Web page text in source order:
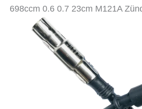
698ccm 0.6 0.7 23cm M121A